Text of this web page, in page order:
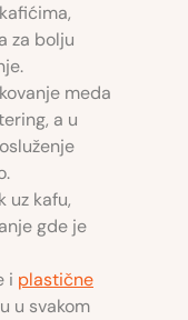
za bolju
meda
a u
uz kafu,
gde je
i plastične
u svakom